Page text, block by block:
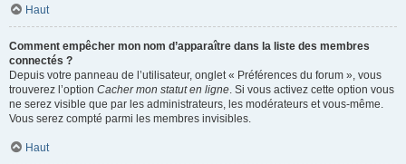
Haut
Comment empêcher mon nom d’apparaître dans la liste des membres
connectés ?
Depuis votre panneau de l’utilisateur, onglet « Préférences du forum », vous
trouverez l’option Cacher mon statut en ligne. Si vous activez cette option vous
ne serez visible que par les administrateurs, les modérateurs et vous-même.
Vous serez compté parmi les membres invisibles.
Haut